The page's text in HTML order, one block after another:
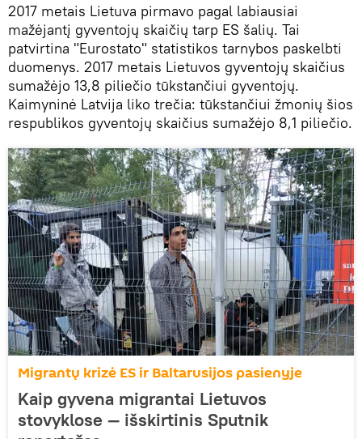
2017 metais Lietuva pirmavo pagal labiausiai
mažėjantį gyventojų skaičių tarp ES šalių. Tai
patvirtina "Eurostato" statistikos tarnybos paskelbti
duomenys. 2017 metais Lietuvos gyventojų skaičius
sumažėjo 13,8 piliečio tūkstančiui gyventojų.
Kaimyninė Latvija liko trečia: tūkstančiui žmonių šios
respublikos gyventojų skaičius sumažėjo 8,1 piliečio.
Migrantų krizė ES ir Baltarusijos pasienyje
Kaip gyvena migrantai Lietuvos
stovyklose — išskirtinis Sputnik